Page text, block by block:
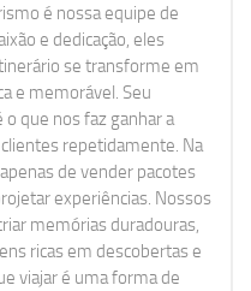
é nossa equipe de
e dedicação, eles
se transforme em
e memorável. Seu
que nos faz ganhar a
repetidamente. Na
de vender pacotes
experiências. Nossos
memórias duradouras,
ricas em descobertas e
viajar é uma forma de